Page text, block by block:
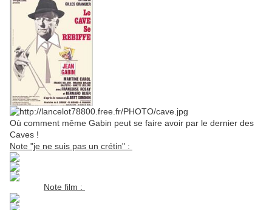
Où comment même Gabin peut se faire avoir par le dernier des
Caves !
Note "je ne suis pas un crétin" :
Note film :